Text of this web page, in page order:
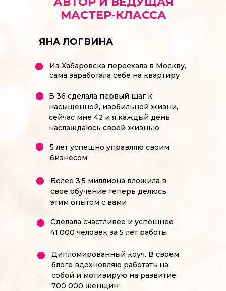
ЯНА ЛОГВИНА
Из Хабаровска переехала в Москву,
сама заработала себе на квартиру
МАСТЕР-КЛАССА
В 36 сделала первый шаг к
насыщенной, изобильной жизни,
сейчас мне 42 и я каждый день
наслаждаюсь своей жизнью
5 лет успешно управляю своим
бизнесом
Более 3,5 миллиона вложила в
свое обучение теперь делюсь
этим опытом с вами
Сделала счастливее и успешнее
41.000 человек за 5 лет работы
Дипломированный коуч. В своем
блоге вдохновляю работать на
собой и мотивирую на развитие
700 000 женщин